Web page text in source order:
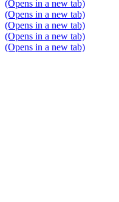
(Opens in a new tab)
(Opens in a new tab)
(Opens in a new tab)
(Opens in a new tab)
(Opens in a new tab)